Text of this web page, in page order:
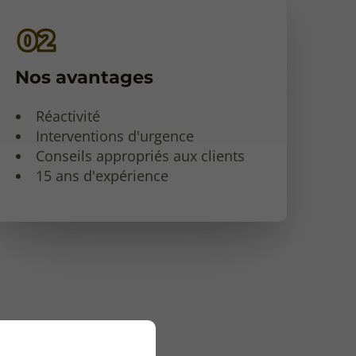
Nos avantages
Réactivité
Interventions d'urgence
Conseils appropriés aux clients
15 ans d'expérience